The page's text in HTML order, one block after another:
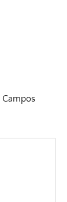
Campos